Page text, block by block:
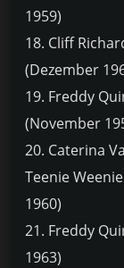
1959)
18. Cliff
(Dezember
19. Freddy
(November
20. Caterina
Teenie
1960)
21. Freddy
1963)